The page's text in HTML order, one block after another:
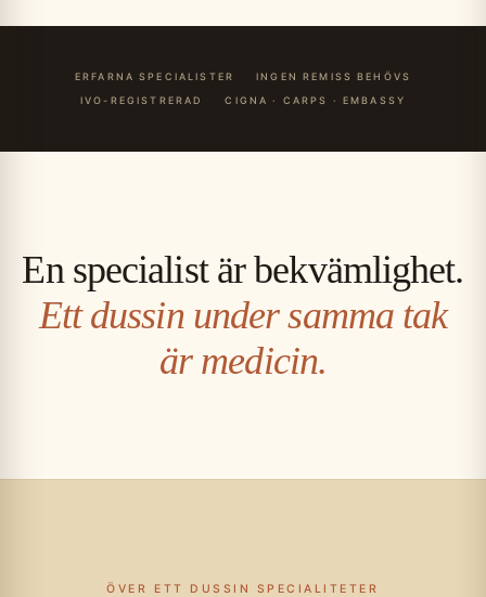
ERFARNA SPECIALISTER
INGEN REMISS BEHÖVS
IVO-REGISTRERAD
CIGNA · CARPS · EMBASSY
En specialist är bekvämlighet.
Ett dussin under samma tak
är medicin.
ÖVER ETT DUSSIN SPECIALITETER